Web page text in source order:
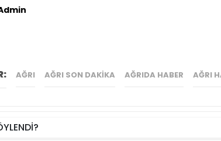
AĞRI AĞRI SON DAKIKA AĞRIDA HABER AĞRI